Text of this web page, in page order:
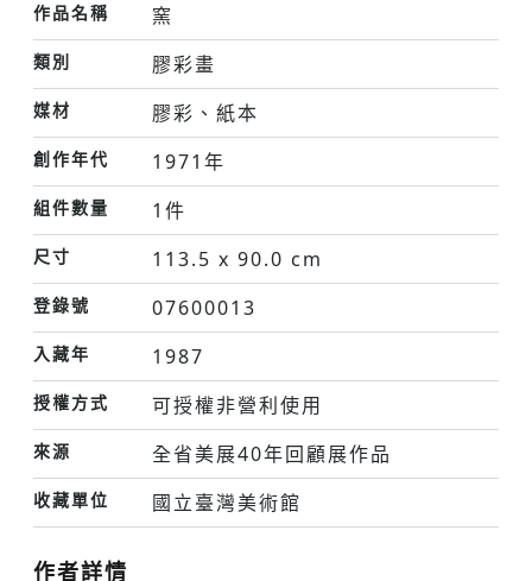
作品名稱 窯
類別 膠彩畫
媒材 膠彩、紙本
創作年代 1971年
組件數量 1件
尺寸 113.5 x 90.0 cm
登錄號 07600013
入藏年 1987
授權方式 可授權非營利使用
來源 全省美展40年回顧展作品
收藏單位 國立臺灣美術館
作者詳情